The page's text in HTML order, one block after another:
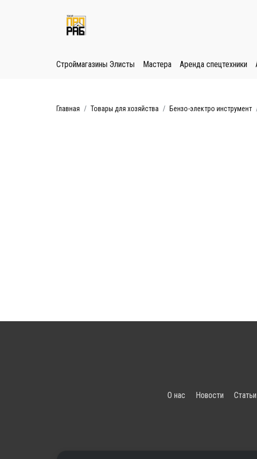
Строймагазины Элисты Мастера Аренда спецтехники
Главная Товары для хозяйства Бензо-электро инструмент
О нас Новости Статьи